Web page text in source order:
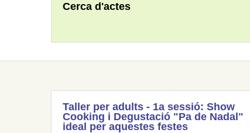
Cerca d'actes
Taller per adults - 1a sessió: Show
Cooking i Degustació "Pa de Nadal"
ideal per aquestes festes